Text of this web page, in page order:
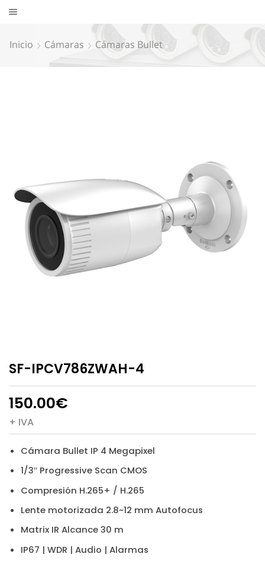
Inicio Cámaras Cámaras Bullet
SF-IPCV786ZWAH-4
150.00€
+ IVA
Cámara Bullet IP 4 Megapixel
1/3″ Progressive Scan CMOS
Compresión H.265+ / H.265
Lente motorizada 2.8~12 mm Autofocus
Matrix IR Alcance 30 m
IP67 | WDR | Audio | Alarmas